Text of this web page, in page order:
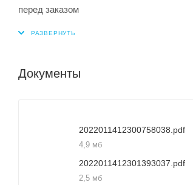
перед заказом
Документы
2022011412300758038.pdf
4,9 мб
2022011412301393037.pdf
2,5 мб